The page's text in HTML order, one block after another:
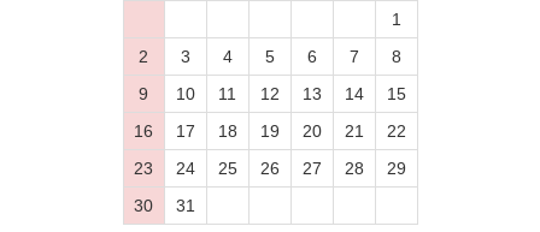
1
2
3 4 5 6 7
8
9
10 11 12 13 14
15
16
17 18 19 20 21
22
23
24 25 26 27 28
29
30
31